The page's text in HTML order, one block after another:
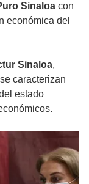
Sinaloa con
económica del
Sinaloa,
caracterizan
estado